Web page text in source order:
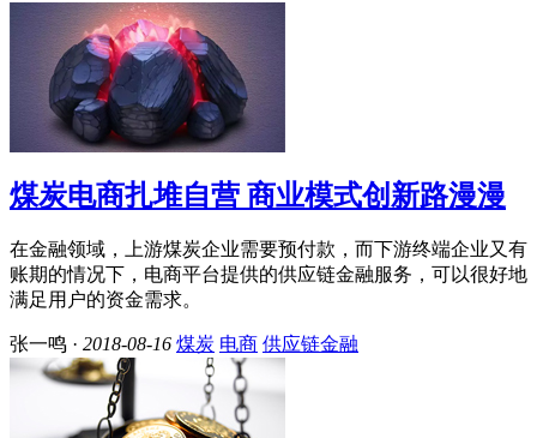
煤炭电商扎堆自营 商业模式创新路漫漫
在金融领域，上游煤炭企业需要预付款，而下游终端企业又有
账期的情况下，电商平台提供的供应链金融服务，可以很好地
满足用户的资金需求。
张一鸣 · 2018-08-16 煤炭 电商 供应链金融